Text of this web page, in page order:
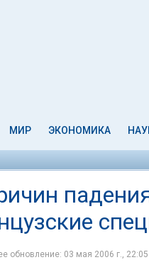
МИР ЭКОНОМИКА
обновление: 03 мая 2006 г., 22:05